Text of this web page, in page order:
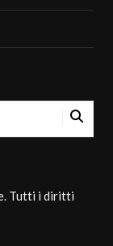
Tutti i diritti